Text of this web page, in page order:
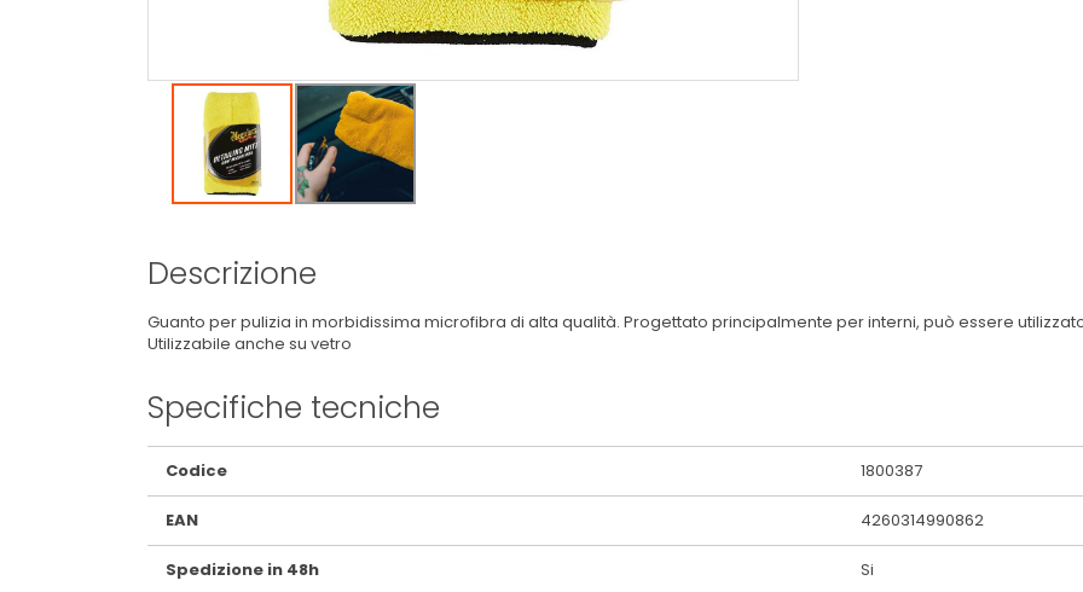
Descrizione
Guanto per pulizia in morbidissima microfibra di alta qualità. Progettato principalmente per interni, può essere
Utilizzabile anche su vetro
Specifiche tecniche
Maggiori
Informazioni
Codice 1800387
EAN 4260314990862
Spedizione in 48h Si